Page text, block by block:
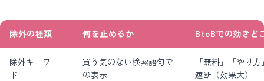
除外の種類 何を止めるか BtoBでの効きど
除外キーワー
ド
買う気のない検索語句で
の表示
「無料」「やり
遮断（効果大）